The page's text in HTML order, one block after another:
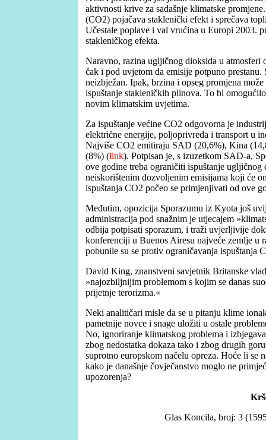
aktivnosti krive za sadašnje klimatske
(CO2) pojačava staklenički efekt i sprečava
Učestale poplave i val vrućina u Europi 2003.
stakleničkog efekta.
Naravno, razina ugljičnog dioksida u atmosferi
čak i pod uvjetom da emisije potpuno prestanu.
neizbježan. Ipak, brzina i opseg promjena
ispuštanje stakleničkih plinova. To bi
novim klimatskim uvjetima.
Za ispuštanje većine CO2 odgovorna je
električne energije, poljoprivreda i transport u
Najviše CO2 emitiraju SAD (20,6%), Kina
(8%) (link). Potpisan je, s izuzetkom SAD-a,
ove godine treba ograničiti ispuštanje
neiskorištenim dozvoljenim emisijama koji će
ispuštanja CO2 počeo se primjenjivati od ove
Međutim, opozicija Sporazumu iz Kyota još
administracija pod snažnim je utjecajem
odbija potpisati sporazum, i traži uvjerljivije
konferenciji u Buenos Airesu najveće zemlje
pobunile su se protiv ograničavanja ispuštanja
David King, znanstveni savjetnik Britanske
»najozbiljnijim problemom s kojim se danas
prijetnje terorizma.«
Neki analitičari misle da se u pitanju klime
pametnije novce i snage uložiti u ostale
No, ignoriranje klimatskog problema i
zbog nedostatka dokaza tako i zbog drugih
suprotno europskom načelu opreza. Hoće li se
kako je današnje čovječanstvo moglo ne
upozorenja?
Glas Koncila, broj: 3